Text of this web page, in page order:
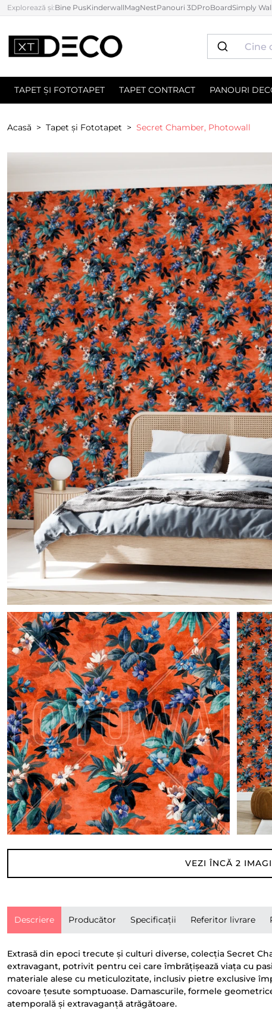
Explorează și:Bine PusKinderwallMagNestPanouri 3DProBoardSimply
TAPET ȘI FOTOTAPET TAPET CONTRACT PANOURI
Acasă Tapet și Fototapet Secret Chamber, Photowall
VEZI ÎNCĂ 2
Descriere Producător Specificații Referitor livrare
Extrasă din epoci trecute și culturi diverse, colecția Secret
extravagant, potrivit pentru cei care îmbrățișează viața cu
materiale alese cu meticulozitate, inclusiv pietre exclusive
covoare țesute somptuoase. Damascurile, formele
atemporală și extravaganță atrăgătoare.